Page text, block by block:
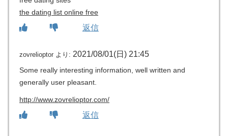
the dating list online free
返信
zovrelioptor より: 2021/08/01(日) 21:45
Some really interesting information, well written and
generally user pleasant.
http://www.zovrelioptor.com/
返信